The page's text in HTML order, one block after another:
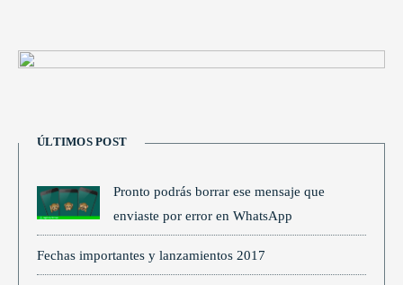
ÚLTIMOS POST
Pronto podrás borrar ese mensaje que
enviaste por error en WhatsApp
Fechas importantes y lanzamientos 2017